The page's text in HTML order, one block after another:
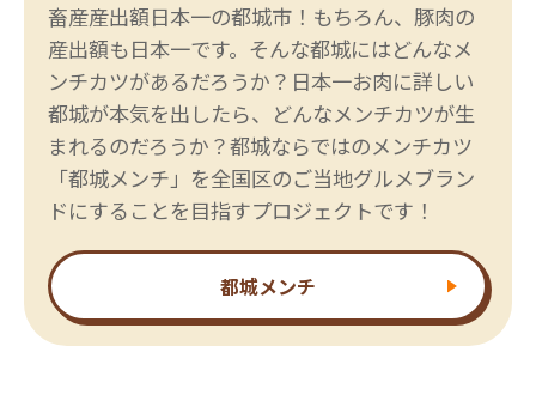
畜産産出額日本一の都城市！もちろん、豚肉の
産出額も日本一です。そんな都城にはどんなメ
ンチカツがあるだろうか？日本一お肉に詳しい
都城が本気を出したら、どんなメンチカツが生
まれるのだろうか？都城ならではのメンチカツ
「都城メンチ」を全国区のご当地グルメブラン
ドにすることを目指すプロジェクトです！
都城メンチ